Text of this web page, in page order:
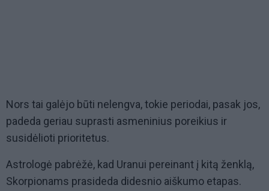
Nors tai galėjo būti nelengva, tokie periodai, pasak jos,
padeda geriau suprasti asmeninius poreikius ir
susidėlioti prioritetus.
Astrologė pabrėžė, kad Uranui pereinant į kitą ženklą,
Skorpionams prasideda didesnio aiškumo etapas.